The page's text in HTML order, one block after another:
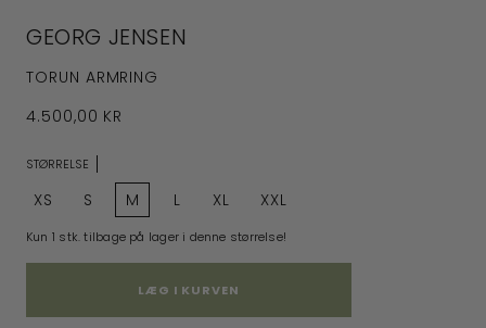
GEORG JENSEN
TORUN ARMRING
4.500,00 KR
STØRRELSE
XS S M L XL XXL
Kun 1 stk. tilbage på lager i denne størrelse!
LÆG I KURVEN